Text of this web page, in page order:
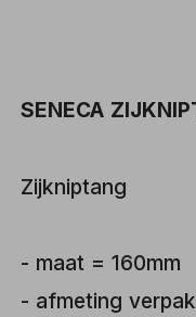
SENECA
Zijkniptang
- maat = 160mm
- afmeting